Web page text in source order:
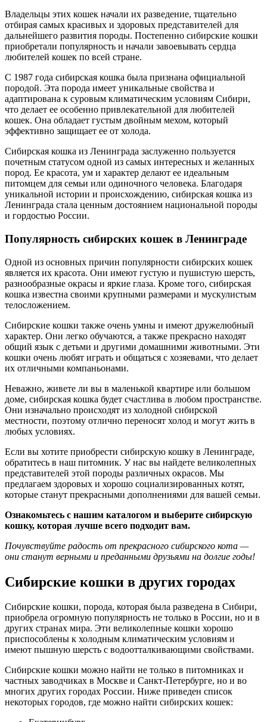
Владельцы этих кошек начали их разведение, тщательно
отбирая самых красивых и здоровых представителей для
дальнейшего развития породы. Постепенно сибирские кошки
приобретали популярность и начали завоевывать сердца
любителей кошек по всей стране.
С 1987 года сибирская кошка была признана официальной
породой. Эта порода имеет уникальные свойства и
адаптирована к суровым климатическим условиям Сибири,
что делает ее особенно привлекательной для любителей
кошек. Она обладает густым двойным мехом, который
эффективно защищает ее от холода.
Сибирская кошка из Ленинграда заслуженно пользуется
почетным статусом одной из самых интересных и желанных
пород. Ее красота, ум и характер делают ее идеальным
питомцем для семьи или одиночного человека. Благодаря
уникальной истории и происхождению, сибирская кошка из
Ленинграда стала ценным достоянием национальной породы
и гордостью России.
Популярность сибирских кошек в Ленинграде
Одной из основных причин популярности сибирских кошек
является их красота. Они имеют густую и пушистую шерсть,
разнообразные окрасы и яркие глаза. Кроме того, сибирская
кошка известна своими крупными размерами и мускулистым
телосложением.
Сибирские кошки также очень умны и имеют дружелюбный
характер. Они легко обучаются, а также прекрасно находят
общий язык с детьми и другими домашними животными. Эти
кошки очень любят играть и общаться с хозяевами, что делает
их отличными компаньонами.
Неважно, живете ли вы в маленькой квартире или большом
доме, сибирская кошка будет счастлива в любом пространстве.
Они изначально происходят из холодной сибирской
местности, поэтому отлично переносят холод и могут жить в
любых условиях.
Если вы хотите приобрести сибирскую кошку в Ленинграде,
обратитесь в наш питомник. У нас вы найдете великолепных
представителей этой породы различных окрасов. Мы
предлагаем здоровых и хорошо социализированных котят,
которые станут прекрасными дополнениями для вашей семьи.
Ознакомьтесь с нашим каталогом и выберите сибирскую
кошку, которая лучше всего подходит вам.
Почувствуйте радость от прекрасного сибирского кота —
они станут верными и преданными друзьями на долгие годы!
Сибирские кошки в других городах
Сибирские кошки, порода, которая была разведена в Сибири,
приобрела огромную популярность не только в России, но и в
других странах мира. Эти великолепные кошки хорошо
приспособлены к холодным климатическим условиям и
имеют пышную шерсть с водоотталкивающими свойствами.
Сибирские кошки можно найти не только в питомниках и
частных заводчиках в Москве и Санкт-Петербурге, но и во
многих других городах России. Ниже приведен список
некоторых городов, где можно найти сибирских кошек: